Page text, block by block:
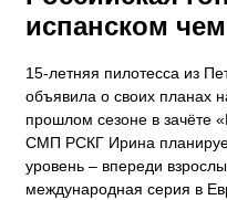
испанском
15-летняя пилотесса из
объявила о своих планах
прошлом сезоне в зачёте
СМП РСКГ Ирина
уровень – впереди
международная серия в